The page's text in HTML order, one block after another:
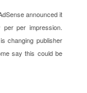
announced it
per impression.
changing publisher
say this could be